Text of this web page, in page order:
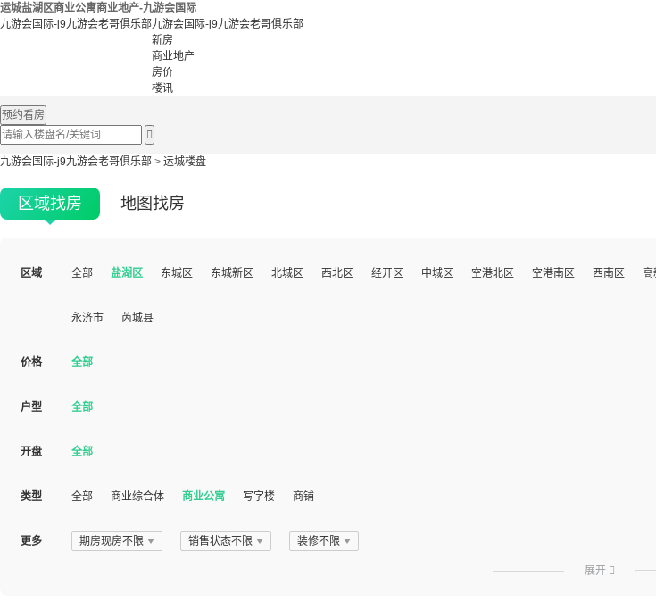
运城盐湖区商业公寓商业地产-九游会国际
九游会国际-j9九游会老哥俱乐部九游会国际-j9九游会老哥俱乐部
新房
商业地产
房价
楼讯
预约看房

九游会国际-j9九游会老哥俱乐部 > 运城楼盘
区域找房 地图找房
区域 全部 盐湖区 东城区 东城新区 北城区 西北区 经开区 中城区 空港北区 空港南区 西南区 高
永济市 芮城县
价格 全部
户型 全部
开盘 全部
类型 全部 商业综合体 商业公寓 写字楼 商铺
更多 期房现房不限 销售状态不限 装修不限
展开 